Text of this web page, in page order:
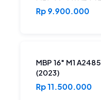
Rp 9.900.000
MBP 16″ M1
(2023)
Rp 11.500.000